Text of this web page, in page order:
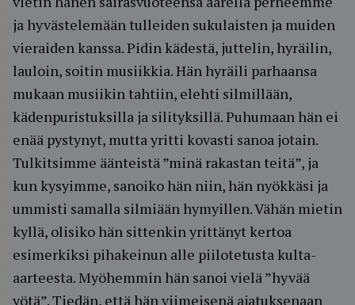
ja hyvästelemään tulleiden sukulaisten ja muiden
vieraiden kanssa. Pidin kädestä, juttelin, hyräilin,
lauloin, soitin musiikkia. Hän hyräili parhaansa
mukaan musiikin tahtiin, elehti silmillään,
kädenpuristuksilla ja silityksillä. Puhumaan hän ei
enää pystynyt, mutta yritti kovasti sanoa jotain.
Tulkitsimme äänteistä ”minä rakastan teitä”, ja
kun kysyimme, sanoiko hän niin, hän nyökkäsi ja
ummisti samalla silmiään hymyillen. Vähän mietin
kyllä, olisiko hän sittenkin yrittänyt kertoa
esimerkiksi pihakeinun alle piilotetusta kulta-
aarteesta. Myöhemmin hän sanoi vielä ”hyvää
yötä”. Tiedän, että hän viimeisenä ajatuksenaan